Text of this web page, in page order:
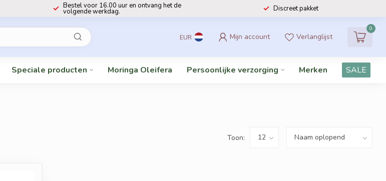
Bestel voor 16.00 uur en ontvang het de
volgende werkdag. Discreet pakket
EUR Mijn account Verlanglijst
0
Speciale producten Moringa Oleifera Persoonlijke verzorging Merken SALE
Toon: